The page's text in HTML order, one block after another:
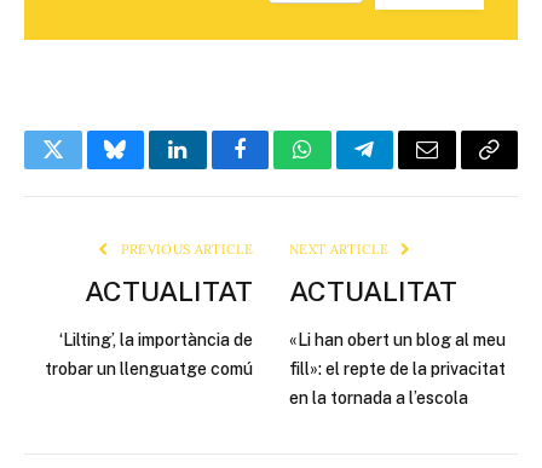
TwitterBlueskyLinkedInFacebookWhatsAppTelegramEmail Copy
PREVIOUS ARTICLE
ACTUALITAT
‘Lilting’, la importància de
trobar un llenguatge comú
NEXT ARTICLE
ACTUALITAT
«Li han obert un blog al meu
fill»: el repte de la privacitat
en la tornada a l’escola